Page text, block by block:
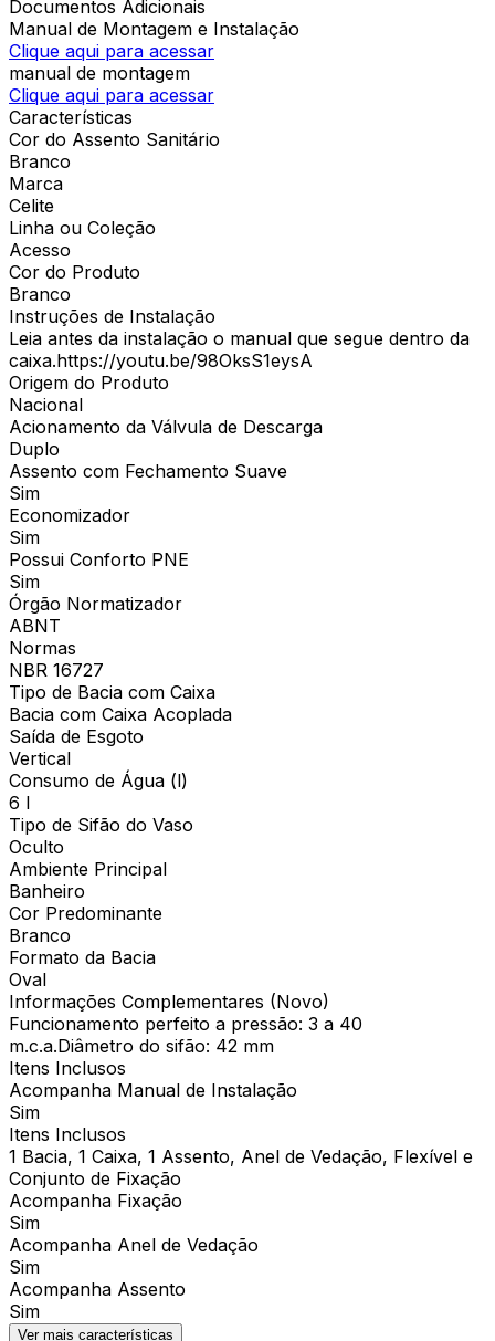
Documentos Adicionais
Manual de Montagem e Instalação
Clique aqui para acessar
manual de montagem
Clique aqui para acessar
Características
Cor do Assento Sanitário
Branco
Marca
Celite
Linha ou Coleção
Acesso
Cor do Produto
Branco
Instruções de Instalação
Leia antes da instalação o manual que segue dentro da
caixa.https://youtu.be/98OksS1eysA
Origem do Produto
Nacional
Acionamento da Válvula de Descarga
Duplo
Assento com Fechamento Suave
Sim
Economizador
Sim
Possui Conforto PNE
Sim
Órgão Normatizador
ABNT
Normas
NBR 16727
Tipo de Bacia com Caixa
Bacia com Caixa Acoplada
Saída de Esgoto
Vertical
Consumo de Água (l)
6 l
Tipo de Sifão do Vaso
Oculto
Ambiente Principal
Banheiro
Cor Predominante
Branco
Formato da Bacia
Oval
Informações Complementares (Novo)
Funcionamento perfeito a pressão: 3 a 40
m.c.a.Diâmetro do sifão: 42 mm
Itens Inclusos
Acompanha Manual de Instalação
Sim
Itens Inclusos
1 Bacia, 1 Caixa, 1 Assento, Anel de Vedação, Flexível e
Conjunto de Fixação
Acompanha Fixação
Sim
Acompanha Anel de Vedação
Sim
Acompanha Assento
Sim
Ver mais características